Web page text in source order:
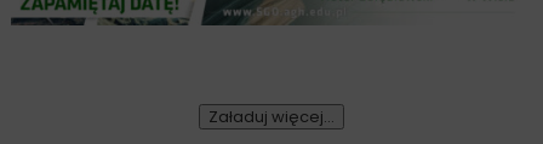
Załaduj więcej...